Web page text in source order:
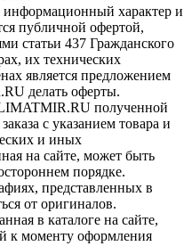
информационный характер и
публичной офертой,
статьи 437 Гражданского
их технических
является предложением
делать оферты.
полученной
с указанием товара и
и иных
на сайте, может быть
порядке.
представленных в
от оригиналов.
в каталоге на сайте,
к моменту оформления